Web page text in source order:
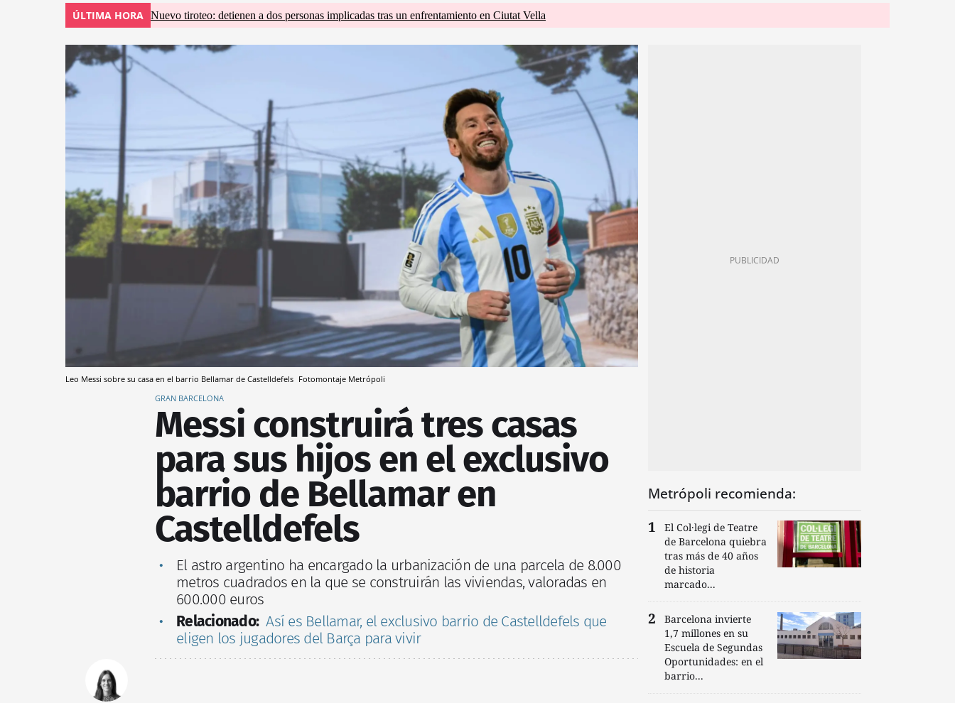
ÚLTIMA HORA Nuevo tiroteo: detienen a dos personas implicadas tras un enfrentamiento en Ciutat Vella
Leo Messi sobre su casa en el barrio Bellamar de Castelldefels Fotomontaje Metrópoli
GRAN BARCELONA
Messi construirá tres casas
para sus hijos en el exclusivo
barrio de Bellamar en
Castelldefels
El astro argentino ha encargado la urbanización de una parcela de 8.000
metros cuadrados en la que se construirán las viviendas, valoradas en
600.000 euros
Relacionado: Así es Bellamar, el exclusivo barrio de Castelldefels que
eligen los jugadores del Barça para vivir
Metrópoli recomienda:
El Col·legi de Teatre
de Barcelona quiebra
tras más de 40 años
de historia
marcado...
Barcelona invierte
1,7 millones en su
Escuela de Segundas
Oportunidades: en el
barrio...